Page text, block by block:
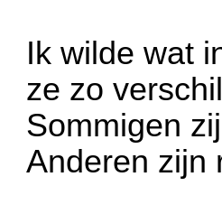
Ik wilde wat
ze zo
Sommigen
Anderen zijn